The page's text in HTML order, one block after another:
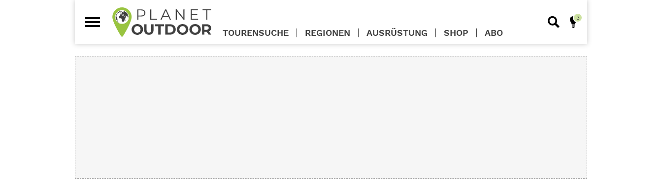
TOURENSUCHE REGIONEN AUSRÜSTUNG SHOP ABO